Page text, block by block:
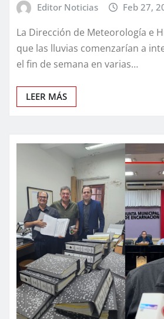
Editor Noticias Feb 27,
La Dirección de Meteorología e
que las lluvias comenzarían a
el fin de semana en varias…
LEER MÁS